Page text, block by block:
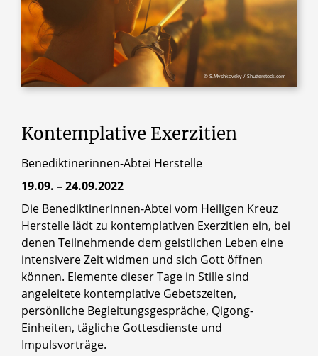
© S.Myshkovsky / Shutterstock.com
Kontemplative Exerzitien
Benediktinerinnen-Abtei Herstelle
19.09. – 24.09.2022
Die Benediktinerinnen-Abtei vom Heiligen Kreuz
Herstelle lädt zu kontemplativen Exerzitien ein, bei
denen Teilnehmende dem geistlichen Leben eine
intensivere Zeit widmen und sich Gott öffnen
können. Elemente dieser Tage in Stille sind
angeleitete kontemplative Gebetszeiten,
persönliche Begleitungsgespräche, Qigong-
Einheiten, tägliche Gottesdienste und
Impulsvorträge.